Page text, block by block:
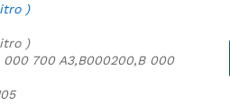
)
)
000 700 A3,B000200,B 000